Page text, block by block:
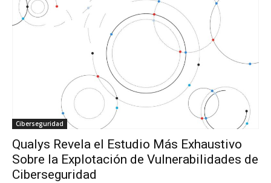
Ciberseguridad
Qualys Revela el Estudio Más Exhaustivo
Sobre la Explotación de Vulnerabilidades de
Ciberseguridad